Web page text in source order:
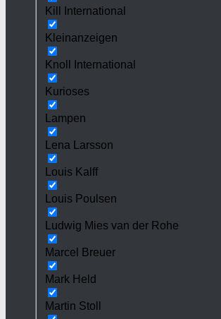
Kill International
Kleinanzeigen
Knoll International
Kurioses
Lampen
Lena Larsson
Louis Kalff
Louis Poulsen
Ludwig Mies van der Rohe
Marcel Breuer
Mark Held
Martin Stoll